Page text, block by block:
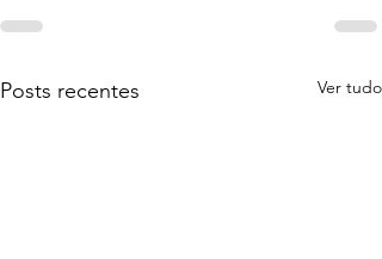
Posts recentes Ver tudo